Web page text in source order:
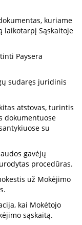
kuriame
laikotarpį Sąskaitoje
Paysera
sudaręs juridinis
atstovas, turintis
dokumentuose
su
gavėjų
procedūras.
už Mokėjimo
kai Mokėtojo
sąskaitą.